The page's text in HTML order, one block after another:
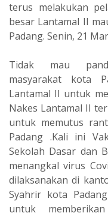
terus melakukan
besar Lantamal II
Padang. Senin, 21
Tidak mau
masyarakat kota
Lantamal II untuk
Nakes Lantamal II
untuk memutus
Padang .Kali ini
Sekolah Dasar dan
menangkal virus
dilaksanakan di
Syahrir kota
untuk